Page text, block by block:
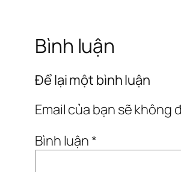
Bình luận
Để lại một bình luận
Email của bạn sẽ không
Bình luận*